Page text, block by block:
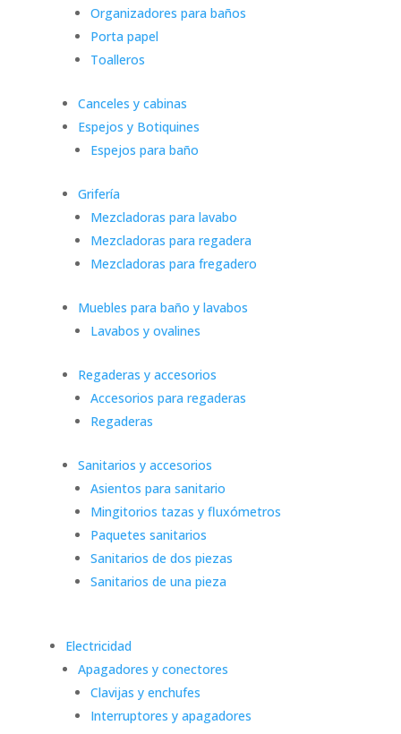
Organizadores para baños
Porta papel
Toalleros
Canceles y cabinas
Espejos y Botiquines
Espejos para baño
Grifería
Mezcladoras para lavabo
Mezcladoras para regadera
Mezcladoras para fregadero
Muebles para baño y lavabos
Lavabos y ovalines
Regaderas y accesorios
Accesorios para regaderas
Regaderas
Sanitarios y accesorios
Asientos para sanitario
Mingitorios tazas y fluxómetros
Paquetes sanitarios
Sanitarios de dos piezas
Sanitarios de una pieza
Electricidad
Apagadores y conectores
Clavijas y enchufes
Interruptores y apagadores